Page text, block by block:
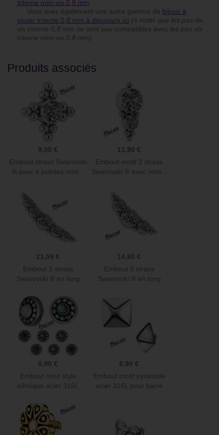
interne mini-vis 0,8 mm
Vous avez également une autre gamme de bijoux à
visser interne 0,8 mm à découvrir ici (à noter que les pas de
vis interne 0,8 mm ne sont pas compatibles avec les pas vis
interne mini-vis 0,8 mm).
Produits associés
9,00 €
Embout strass Swarovski
® avec 4 pointes mini...
11,90 €
Embout motif 2 strass
Swarovski ® avec mini...
21,59 €
Embout 5 strass
Swarovski ® en long
14,80 €
Embout 3 strass
Swarovski ® en long
6,90 €
Embout rond style
ethnique acier 316L
6,90 €
Embout motif pyramide
acier 316L pour barre